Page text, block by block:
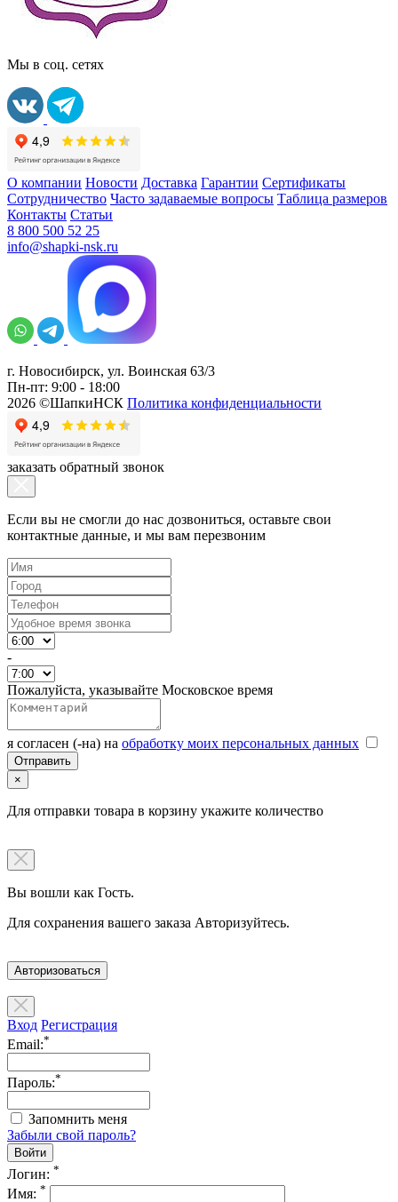
Мы в соц. сетях
О компании Новости Доставка Гарантии Сертификаты
Сотрудничество Часто задаваемые вопросы Таблица размеров
Контакты Статьи
8 800 500 52 25
info@shapki-nsk.ru
г. Новосибирск, ул. Воинская 63/3
Пн-пт: 9:00 - 18:00
2026 ©ШапкиНСК Политика конфиденциальности
заказать обратный звонок
Если вы не смогли до нас дозвониться, оставьте свои
контактные данные, и мы вам перезвоним
-
Пожалуйста, указывайте Московское время
я согласен (-на) на обработку моих персональных данных
×
Для отправки товара в корзину укажите количество
Вы вошли как Гость.
Для сохранения вашего заказа Авторизуйтесь.
Авторизоваться
Вход Регистрация
Email:*
Пароль:*
Запомнить меня
Забыли свой пароль?
Логин: *
Имя: *